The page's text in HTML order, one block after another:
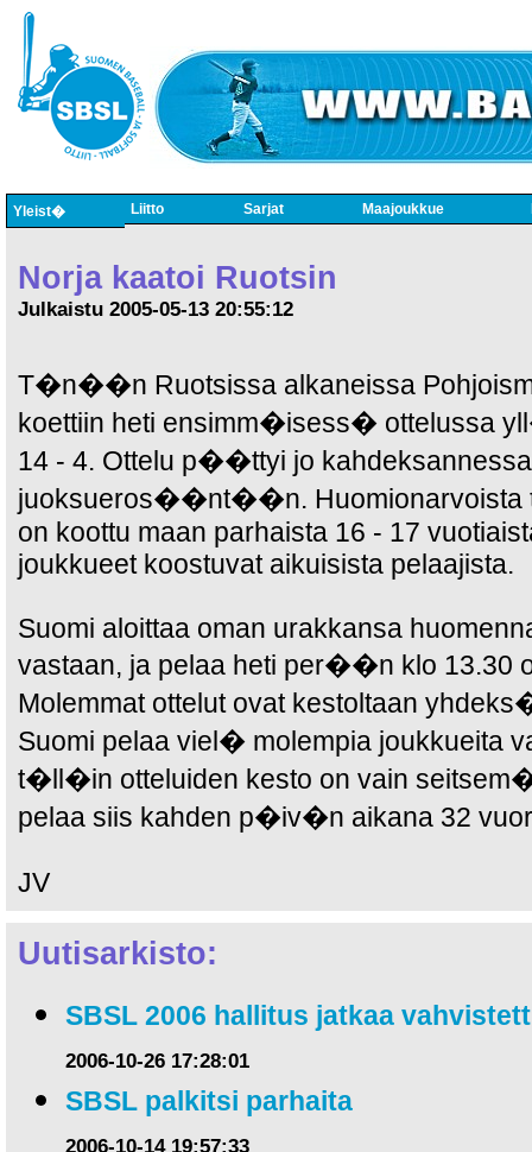
Yleist� Liitto Sarjat Maajoukkue
Norja kaatoi Ruotsin
Julkaistu 2005-05-13 20:55:12
T�n��n Ruotsissa alkaneissa
koettiin heti ensimm�isess� ottelussa
14 - 4. Ottelu p��ttyi jo
juoksueros��nt��n. Huomionarvoista
on koottu maan parhaista 16 - 17
joukkueet koostuvat aikuisista pelaajista.
Suomi aloittaa oman urakkansa
vastaan, ja pelaa heti per��n klo 13.30
Molemmat ottelut ovat kestoltaan
Suomi pelaa viel� molempia joukkueita
t�ll�in otteluiden kesto on vain
pelaa siis kahden p�iv�n aikana 32
JV
Uutisarkisto:
SBSL 2006 hallitus jatkaa
2006-10-26 17:28:01
SBSL palkitsi parhaita
2006-10-14 19:57:33